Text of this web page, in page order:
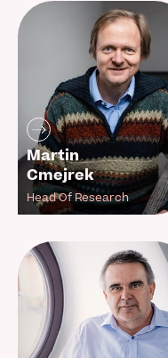
Martin
Cmejrek
Head Of Research